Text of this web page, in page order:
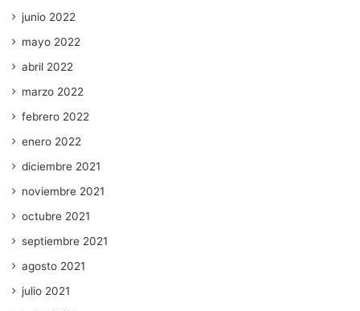
junio 2022
mayo 2022
abril 2022
marzo 2022
febrero 2022
enero 2022
diciembre 2021
noviembre 2021
octubre 2021
septiembre 2021
agosto 2021
julio 2021